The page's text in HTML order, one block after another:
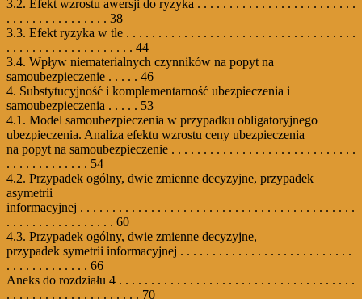
3.2. Efekt wzrostu awersji do ryzyka . . . . . . . . . . . . . . . . . . . . . . . . .
. . . . . . . . . . . . . . . . 38
3.3. Efekt ryzyka w tle . . . . . . . . . . . . . . . . . . . . . . . . . . . . . . . . . . . .
. . . . . . . . . . . . . . . . . . . . 44
3.4. Wpływ niematerialnych czynników na popyt na
samoubezpieczenie . . . . . 46
4. Substytucyjność i komplementarność ubezpieczenia i
samoubezpieczenia . . . . . 53
4.1. Model samoubezpieczenia w przypadku obligatoryjnego
ubezpieczenia. Analiza efektu wzrostu ceny ubezpieczenia
na popyt na samoubezpieczenie . . . . . . . . . . . . . . . . . . . . . . . . . . . . .
. . . . . . . . . . . . . 54
4.2. Przypadek ogólny, dwie zmienne decyzyjne, przypadek
asymetrii
informacyjnej . . . . . . . . . . . . . . . . . . . . . . . . . . . . . . . . . . . . . . . . . . .
. . . . . . . . . . . . . . . . . 60
4.3. Przypadek ogólny, dwie zmienne decyzyjne,
przypadek symetrii informacyjnej . . . . . . . . . . . . . . . . . . . . . . . . . . .
. . . . . . . . . . . . . 66
Aneks do rozdziału 4 . . . . . . . . . . . . . . . . . . . . . . . . . . . . . . . . . . . . .
. . . . . . . . . . . . . . . . . . . . . 70